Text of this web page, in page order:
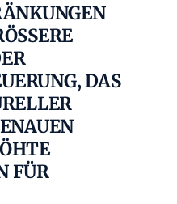
K
P
DAS R
F
M
A
S